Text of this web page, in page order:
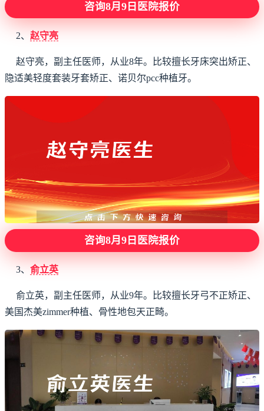
咨询8月9日医院报价
2、赵守亮
赵守亮，副主任医师，从业8年。比较擅长牙床突出矫正、
隐适美轻度套装牙套矫正、诺贝尔pcc种植牙。
咨询8月9日医院报价
3、俞立英
俞立英，副主任医师，从业9年。比较擅长牙弓不正矫正、
美国杰美zimmer种植、骨性地包天正畸。